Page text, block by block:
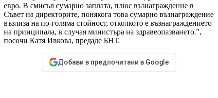
евро. В смисъл сумарно заплата, плюс възнаграждение в
Съвет на директорите, понякога това сумарно възнаграждение
възлиза на по-голяма стойност, отколкото е възнаграждението
на принципала, в случая министъра на здравеопазването.",
посочи Катя Ивкова, предаде БНТ.
Добави в предпочитани в Google